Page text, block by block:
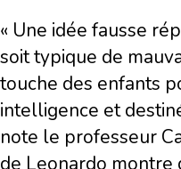
« Une idée fausse
soit typique de
touche des enfants
intelligence et
note le professeur